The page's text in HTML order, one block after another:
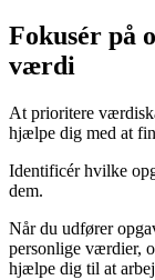
Fokusér på
værdi
At prioritere
hjælpe dig med at
Identificér hvilke
dem.
Når du udfører
personlige værdier,
hjælpe dig til at